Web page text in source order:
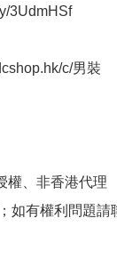
3UdmHSf
c/男裝
權、非香港代理
如有權利問題請